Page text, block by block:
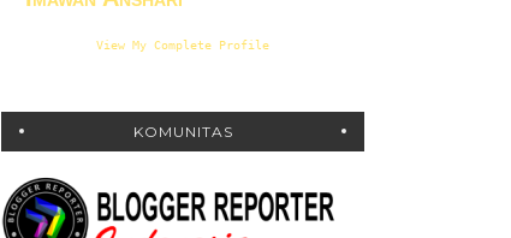
View My Complete Profile
KOMUNITAS